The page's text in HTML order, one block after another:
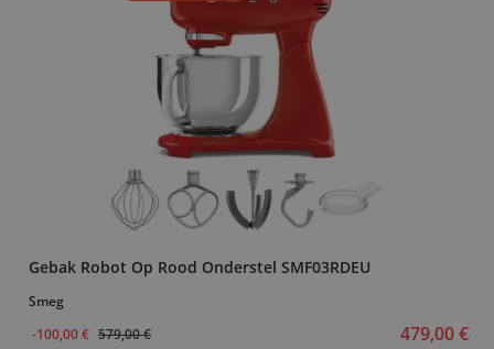
Gebak Robot Op Rood Onderstel SMF03RDEU
Smeg
-100,00 € 579,00 € 479,00 €